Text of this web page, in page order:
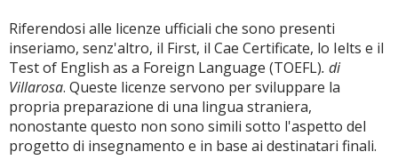
Riferendosi alle licenze ufficiali che sono presenti
inseriamo, senz'altro, il First, il Cae Certificate, lo Ielts e il
Test of English as a Foreign Language (TOEFL). di
Villarosa. Queste licenze servono per sviluppare la
propria preparazione di una lingua straniera,
nonostante questo non sono simili sotto l'aspetto del
progetto di insegnamento e in base ai destinatari finali.